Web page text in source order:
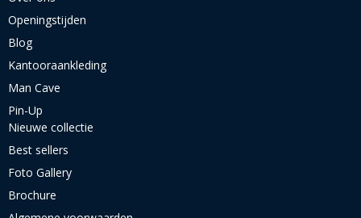
Openingstijden
Blog
Kantooraankleding
Man Cave
Pin-Up
Nieuwe collectie
Best sellers
Foto Gallery
Brochure